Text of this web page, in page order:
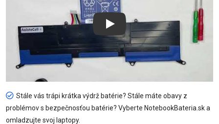
Stále vás trápi krátka výdrž batérie? Stále máte obavy z
problémov s bezpečnosťou batérie? Vyberte NotebookBateria.sk a
omladzujte svoj laptopy.